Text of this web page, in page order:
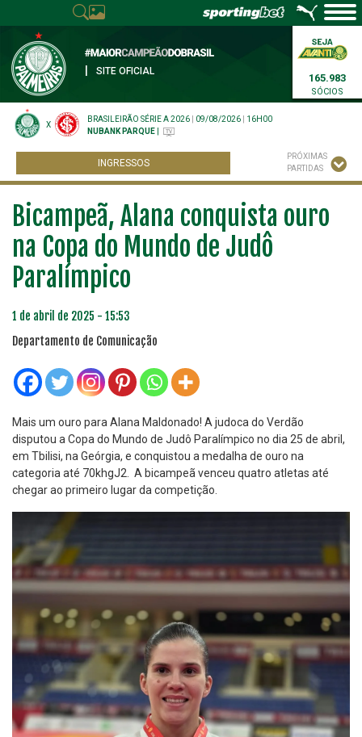
SITE OFICIAL
165.983
SÓCIOS
X
BRASILEIRÃO SÉRIE A 2026 09/08/2026
16H00
NUBANK PARQUE
INGRESSOS
PRÓXIMAS
PARTIDAS
Bicampeã, Alana conquista ouro
na Copa do Mundo de Judô
Paralímpico
1 de abril de 2025 - 15:53
Departamento de Comunicação
Mais um ouro para Alana Maldonado! A judoca do Verdão
disputou a Copa do Mundo de Judô Paralímpico no dia 25 de abril,
em Tbilisi, na Geórgia, e conquistou a medalha de ouro na
categoria até 70khgJ2. A bicampeã venceu quatro atletas até
chegar ao primeiro lugar da competição.